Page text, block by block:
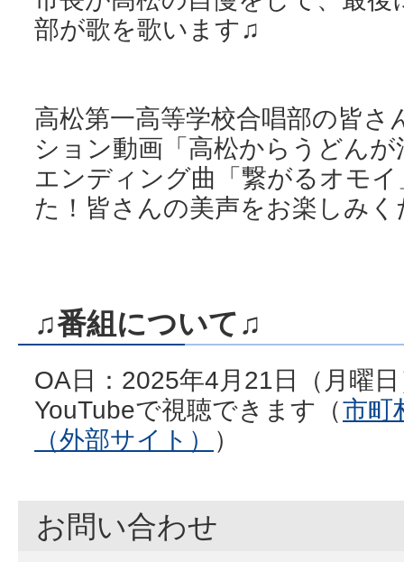
部が歌を歌います♫
高松第一高等学校合唱部の皆
ション動画「高松からうどん
エンディング曲「繋がるオモ
た！皆さんの美声をお楽しみく
♫番組について♫
OA日：2025年4月21日（月曜
YouTubeで視聴できます（市町
（外部サイト）
）
お問い合わせ